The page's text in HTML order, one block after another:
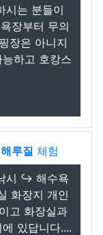
시는 분들이
장부터 무의
장은 아니지
하고 호캉스
해루질 체험
시 ↪️ 해수욕
화장지 개인
고 화장실과
있답니다....